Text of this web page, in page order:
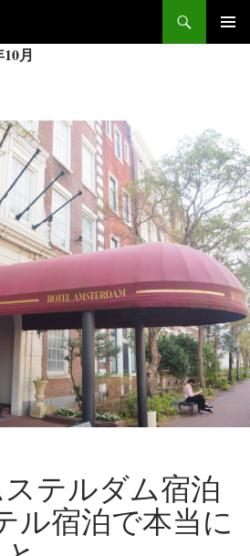
月
テルダム宿泊
ル宿泊で本当に